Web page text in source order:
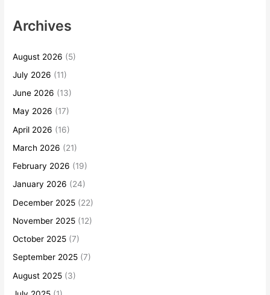
Archives
August 2026 (5)
July 2026 (11)
June 2026 (13)
May 2026 (17)
April 2026 (16)
March 2026 (21)
February 2026 (19)
January 2026 (24)
December 2025 (22)
November 2025 (12)
October 2025 (7)
September 2025 (7)
August 2025 (3)